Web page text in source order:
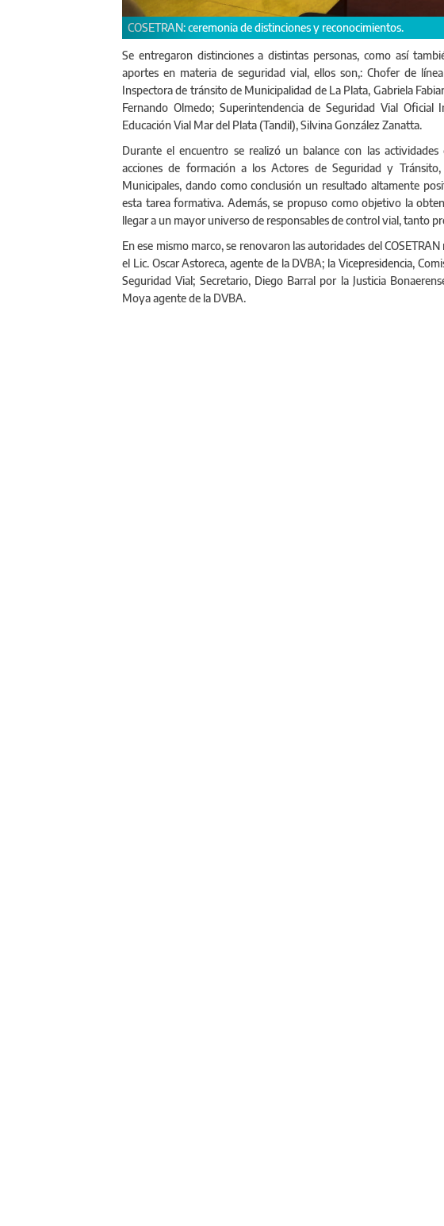
Chofer de línea urbana de La Plata,
Se entregaron distinciones a distintas personas, como así
aportes en materia de seguridad vial, ellos son,: Chofer de
Inspectora de tránsito de Municipalidad de La Plata, Gabriela
Fernando Olmedo; Superintendencia de Seguridad Vial
Educación Vial Mar del Plata (Tandil), Silvina González Zanatta.
Durante el encuentro se realizó un balance con las
acciones de formación a los Actores de Seguridad y
Municipales, dando como conclusión un resultado altamente
esta tarea formativa. Además, se propuso como objetivo la
llegar a un mayor universo de responsables de control vial, tanto
En ese mismo marco, se renovaron las autoridades del
el Lic. Oscar Astoreca, agente de la DVBA; la Vicepresidencia,
Seguridad Vial; Secretario, Diego Barral por la Justicia
Moya agente de la DVBA.